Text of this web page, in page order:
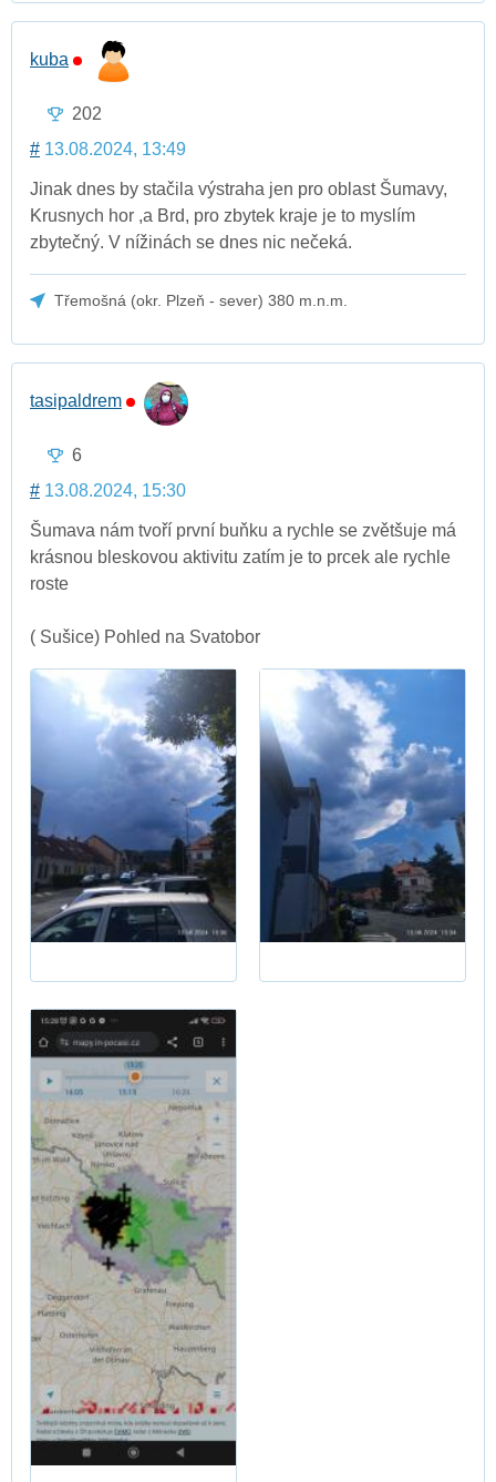
kuba
202
# 13.08.2024, 13:49
Jinak dnes by stačila výstraha jen pro oblast Šumavy,
Krusnych hor ,a Brd, pro zbytek kraje je to myslím
zbytečný. V nížinách se dnes nic nečeká.
Třemošná (okr. Plzeň - sever) 380 m.n.m.
tasipaldrem
6
# 13.08.2024, 15:30
Šumava nám tvoří první buňku a rychle se zvětšuje má
krásnou bleskovou aktivitu zatím je to prcek ale rychle
roste
( Sušice) Pohled na Svatobor